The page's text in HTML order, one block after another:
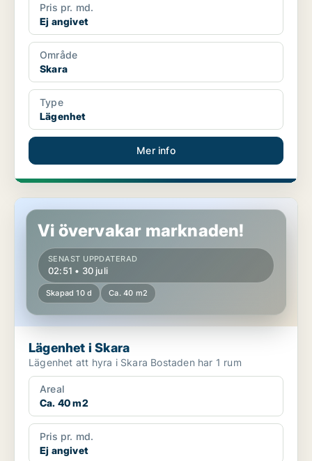
Pris pr. md.
Ej angivet
Område
Skara
Type
Lägenhet
Mer info
Lägenhet i Skara
Vi övervakar marknaden!
SENAST UPPDATERAD
02:51 • 30 juli
Skapad 10 d Ca. 40 m2
Lägenhet i Skara
Lägenhet att hyra i Skara Bostaden har 1 rum
Areal
Ca. 40 m2
Pris pr. md.
Ej angivet